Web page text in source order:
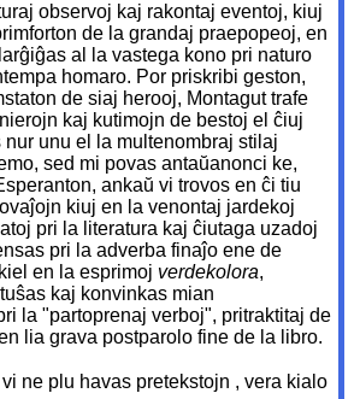
observoj kaj rakontaj eventoj, kiuj
de la grandaj praepopeoj, en
larĝiĝas al la vastega kono pri naturo
homaro. Por priskribi geston,
de siaj herooj, Montagut trafe
kaj kutimojn de bestoj el ĉiuj
nur unu el la multenombraj stilaj
sed mi povas antaŭanonci ke,
ankaŭ vi trovos en ĉi tiu
kiuj en la venontaj jardekoj
pri la literatura kaj ĉiutaga uzadoj
pri la adverba finaĵo ene de
en la esprimoj verdekolora,
kaj konvinkas mian
la "partoprenaj verboj", pritraktitaj de
lia grava postparolo fine de la libro.
vi ne plu havas pretekstojn , vera kialo